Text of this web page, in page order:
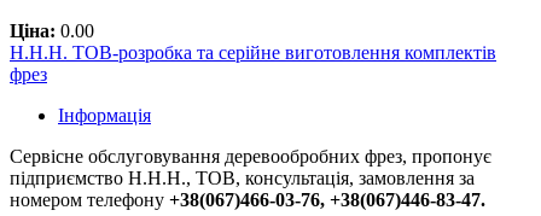
Ціна: 0.00
Н.Н.Н. ТОВ-розробка та серійне виготовлення комплектів
фрез
Інформація
Сервісне обслуговування деревообробних фрез, пропонує
підприємство Н.Н.Н., ТОВ, консультація, замовлення за
номером телефону +38(067)466-03-76, +38(067)446-83-47.